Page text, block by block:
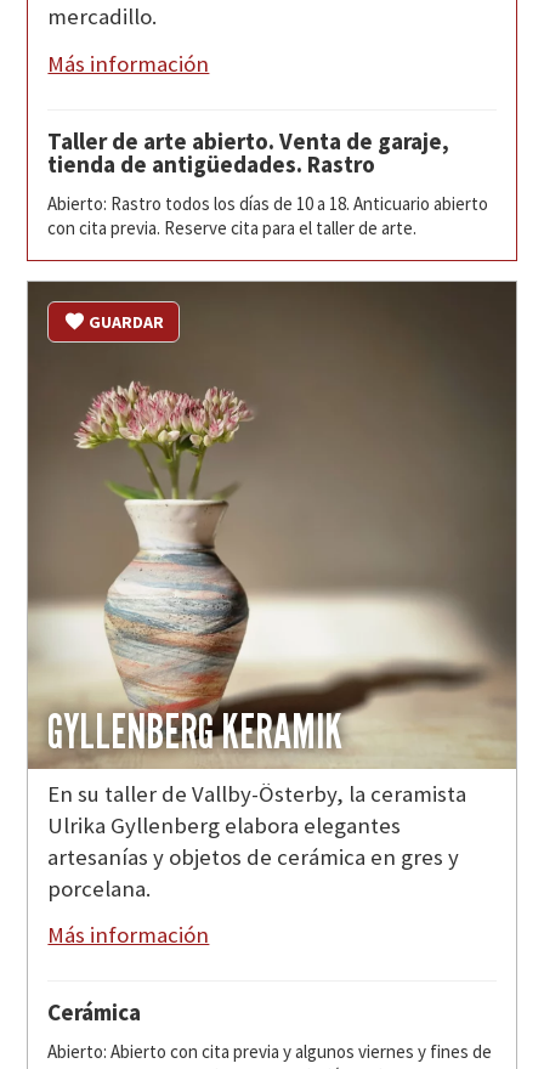
mercadillo.
Más información
Taller de arte abierto. Venta de garaje,
tienda de antigüedades. Rastro
Abierto: Rastro todos los días de 10 a 18. Anticuario abierto
con cita previa. Reserve cita para el taller de arte.
GYLLENBERG KERAMIK
GUARDAR
En su taller de Vallby-Österby, la ceramista
Ulrika Gyllenberg elabora elegantes
artesanías y objetos de cerámica en gres y
porcelana.
Más información
Cerámica
Abierto: Abierto con cita previa y algunos viernes y fines de